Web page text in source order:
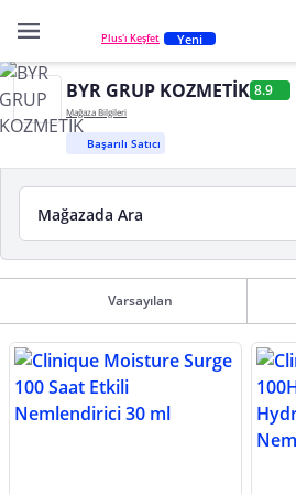
Plus'ı Keşfet Yeni
BYR GRUP KOZMETİK 8.9
Mağaza Bilgileri
Başarılı Satıcı
Varsayılan